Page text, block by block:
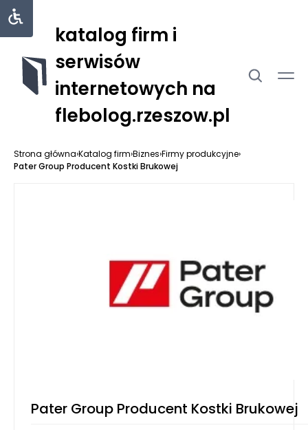
katalog firm i
serwisów
internetowych na
flebolog.rzeszow.pl
Strona główna›Katalog firm›Biznes›Firmy produkcyjne›
Pater Group Producent Kostki Brukowej
Pater Group Producent Kostki Brukowej